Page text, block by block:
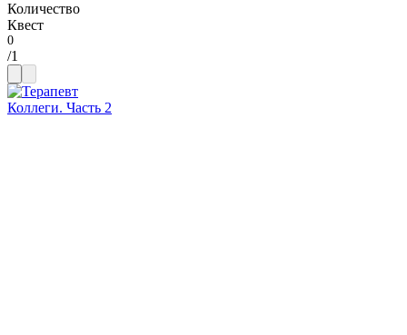
Количество
Квест
/1
Коллеги. Часть 2